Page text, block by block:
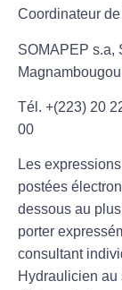
Coordinateur
SOMAPEP s.a,
Tél. +(223) 20
00
Les
postées
dessous au
porter
consultant
Hydraulicien au